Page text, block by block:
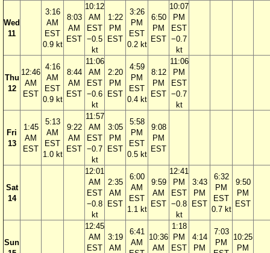
Wed
11
3:16
AM
EST
0.9 kt
8:03
AM
EST
10:12
AM
EST
−0.5
kt
1:22
PM
EST
3:26
PM
EST
0.2 kt
6:50
PM
EST
10:07
PM
EST
−0.7
kt
Thu
12
12:46
AM
EST
4:16
AM
EST
0.9 kt
8:44
AM
EST
11:06
AM
EST
−0.6
kt
2:20
PM
EST
4:59
PM
EST
0.4 kt
8:12
PM
EST
11:06
PM
EST
−0.7
kt
Fri
13
1:45
AM
EST
5:13
AM
EST
1.0 kt
9:22
AM
EST
11:57
AM
EST
−0.7
kt
3:05
PM
EST
5:58
PM
EST
0.5 kt
9:08
PM
EST
Sat
14
12:01
AM
EST
−0.8
kt
2:35
AM
EST
6:00
AM
EST
1.1 kt
9:59
AM
EST
12:41
PM
EST
−0.8
kt
3:43
PM
EST
6:32
PM
EST
0.7 kt
9:50
PM
EST
Sun
12:45
AM
EST
3:19
AM
6:41
AM
10:36
AM
1:18
PM
EST
4:14
PM
7:03
PM
10:25
PM